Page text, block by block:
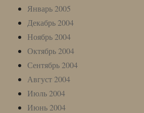
Январь 2005
Декабрь 2004
Ноябрь 2004
Октябрь 2004
Сентябрь 2004
Август 2004
Июль 2004
Июнь 2004